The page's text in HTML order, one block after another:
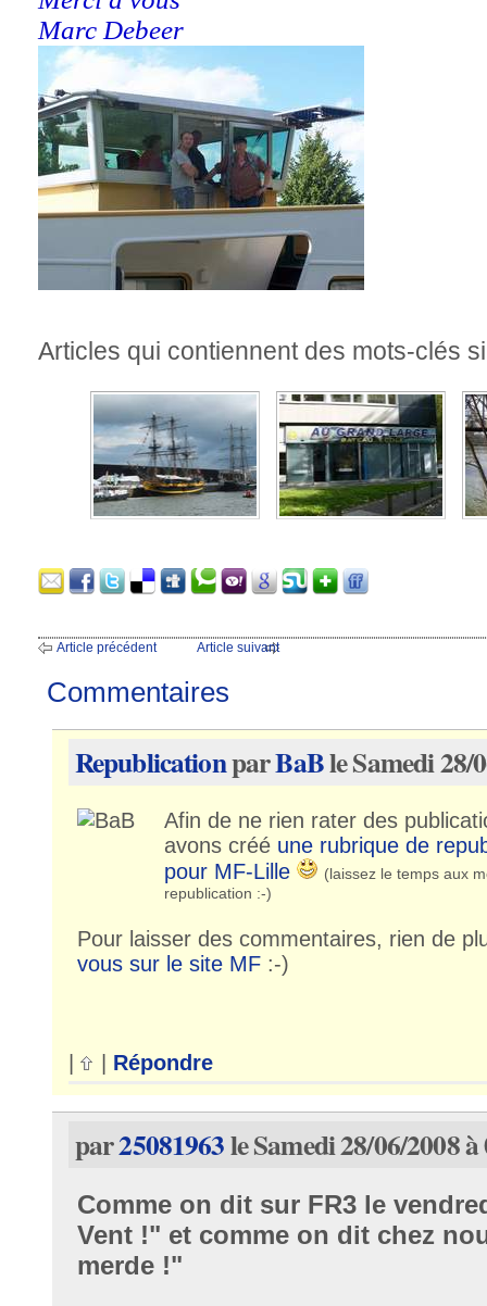
Marc Debeer
Articles qui contiennent des mots-clés
Article précédent Article suivant
Commentaires
RepublicationparBaBle Samedi 28/
Afin de ne rien rater des
avons créé une rubrique de
pour MF-Lille
(laissez le temps aux
republication :-)
Pour laisser des commentaires, rien de
vous sur le site MF:-)
| | Répondre
par25081963le Samedi 28/06/2008
Comme on dit sur FR3 le
Vent !" et comme on dit chez
merde !"